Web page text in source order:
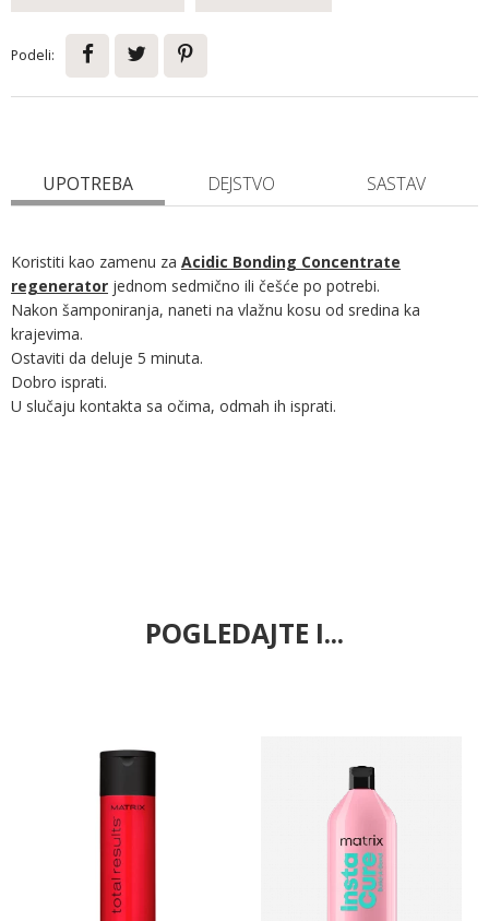
Podeli:
UPOTREBA DEJSTVO SASTAV
Koristiti kao zamenu za Acidic Bonding Concentrate
regenerator jednom sedmično ili češće po potrebi.
Nakon šamponiranja, naneti na vlažnu kosu od sredina ka
krajevima.
Ostaviti da deluje 5 minuta.
Dobro isprati.
U slučaju kontakta sa očima, odmah ih isprati.
POGLEDAJTE I...